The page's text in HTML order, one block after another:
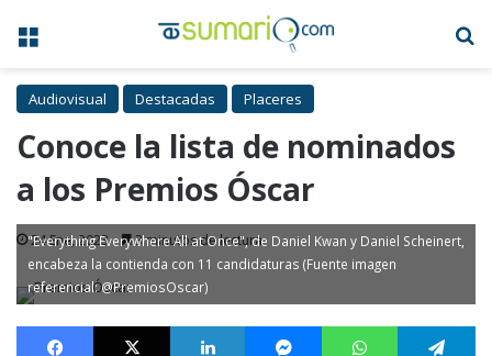
Menú
Audiovisual Destacadas Placeres
Conoce la lista de nominados
a los Premios Óscar
24 Ene, 2023 3 minutos de lectura
"Everything Everywhere All at Once", de Daniel Kwan y Daniel Scheinert,
encabeza la contienda con 11 candidaturas (Fuente imagen
referencial: @PremiosOscar)
Facebook X LinkedIn MessengerWhatsApp